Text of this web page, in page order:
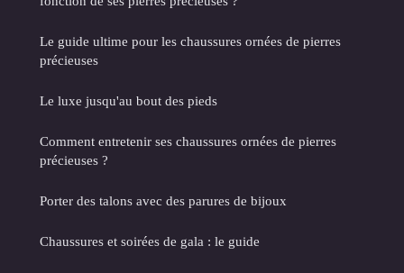
Le guide ultime pour les chaussures ornées de pierres
précieuses
Le luxe jusqu'au bout des pieds
Comment entretenir ses chaussures ornées de pierres
précieuses ?
Porter des talons avec des parures de bijoux
Chaussures et soirées de gala : le guide